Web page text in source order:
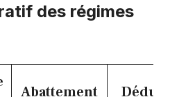
des régimes
Abattement